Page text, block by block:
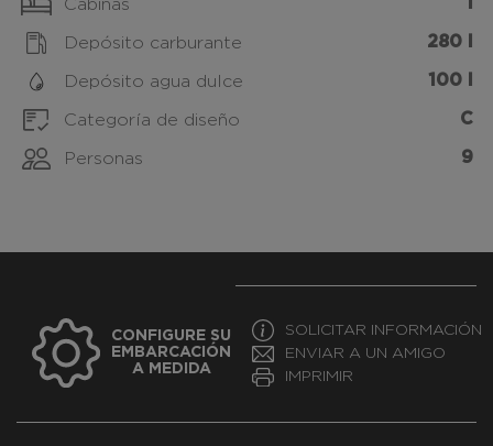
Cabinas
Depósito carburante 280 l
Depósito agua dulce 100 l
Categoría de diseño C
Personas 9
CONFIGURE SU
EMBARCACIÓN
A MEDIDA
SOLICITAR INFORMACIÓN
ENVIAR A UN AMIGO
IMPRIMIR